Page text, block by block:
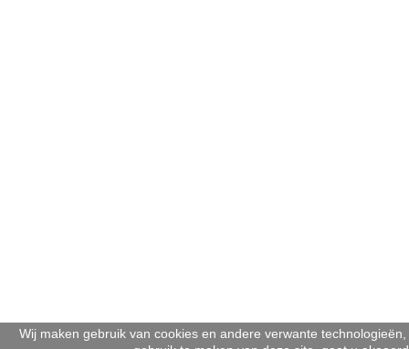
Wij maken gebruik van cookies en andere verwante